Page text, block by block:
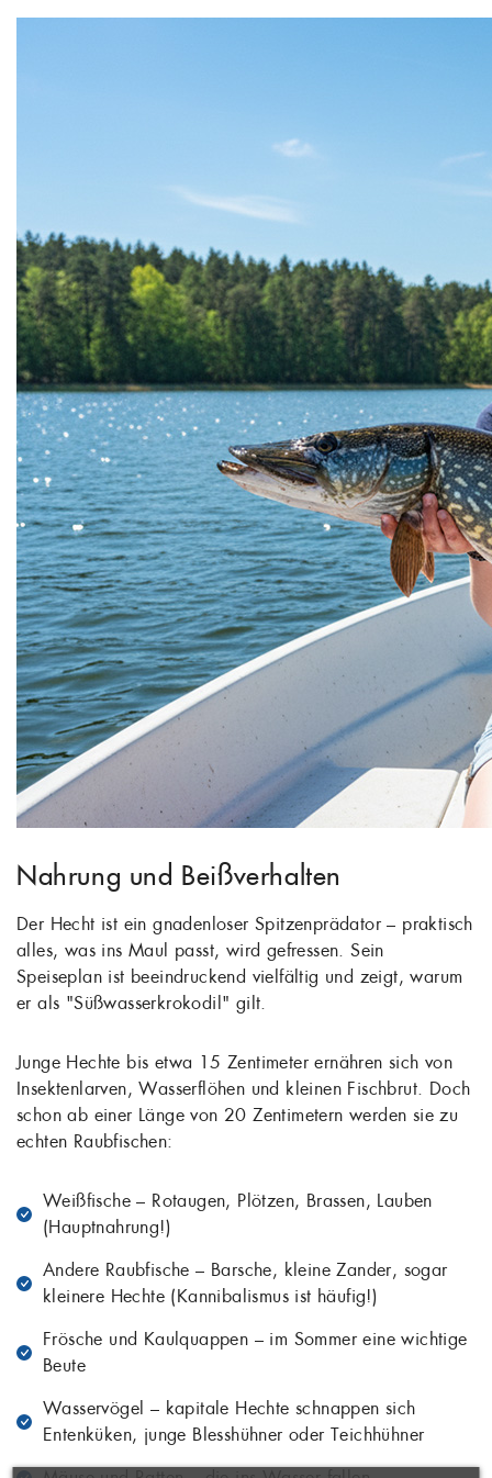
Nahrung und Beißverhalten
Der Hecht ist ein gnadenloser Spitzenprädator – praktisch
alles, was ins Maul passt, wird gefressen. Sein
Speiseplan ist beeindruckend vielfältig und zeigt, warum
er als "Süßwasserkrokodil" gilt.
Junge Hechte bis etwa 15 Zentimeter ernähren sich von
Insektenlarven, Wasserflöhen und kleinen Fischbrut. Doch
schon ab einer Länge von 20 Zentimetern werden sie zu
echten Raubfischen:
Weißfische – Rotaugen, Plötzen, Brassen, Lauben
(Hauptnahrung!)
Andere Raubfische – Barsche, kleine Zander, sogar
kleinere Hechte (Kannibalismus ist häufig!)
Frösche und Kaulquappen – im Sommer eine wichtige
Beute
Wasservögel – kapitale Hechte schnappen sich
Entenküken, junge Blesshühner oder Teichhühner
((MODALTITLE))
WUNSCHLISTE
ERSTELLEN
×
ANMELDEN ×